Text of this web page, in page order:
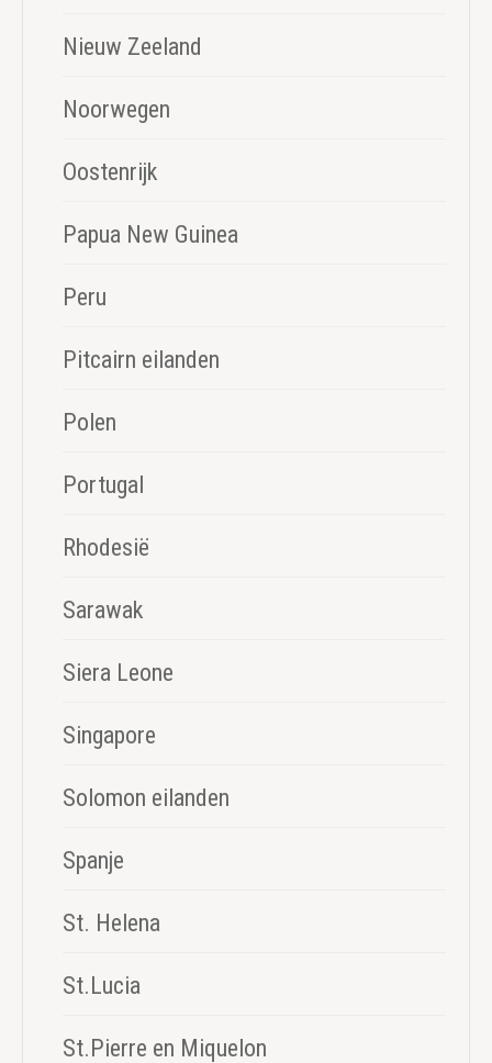
Nieuw Zeeland
Noorwegen
Oostenrijk
Papua New Guinea
Peru
Pitcairn eilanden
Polen
Portugal
Rhodesië
Sarawak
Siera Leone
Singapore
Solomon eilanden
Spanje
St. Helena
St.Lucia
St.Pierre en Miquelon